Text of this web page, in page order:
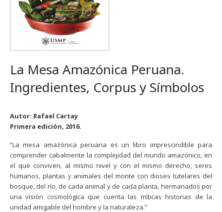
La Mesa Amazónica Peruana.
Ingredientes, Corpus y Símbolos
Autor: Rafael Cartay
Primera edición, 2016.
“La mesa amazónica peruana es un libro imprescindible para
comprender cabalmente la complejidad del mundo amazónico, en
el que conviven, al mismo nivel y con el mismo derecho, seres
humanos, plantas y animales del monte con dioses tutelares del
bosque, del río, de cada animal y de cada planta, hermanados por
una visión cosmológica que cuenta las míticas historias de la
unidad amigable del hombre y la naturaleza.”